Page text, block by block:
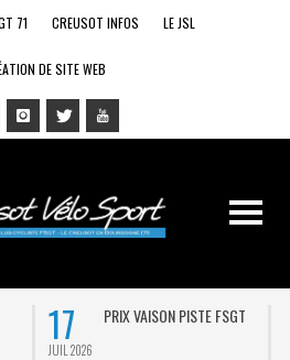
71 CREUSOT INFOS LE JSL
DE SITE WEB
17
JUIL 2026
PRIX VAISON PISTE FSGT